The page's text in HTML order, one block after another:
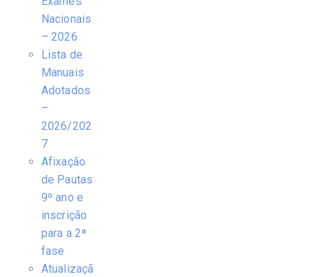
Nacionais
– 2026
Lista de
Manuais
Adotados
–
2026/202
7
Afixação
de Pautas
9º ano e
inscrição
para a 2ª
fase
Atualizaçã